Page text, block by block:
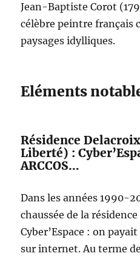
Jean-Baptiste Corot
célèbre peintre français
paysages idylliques.
Eléments
Résidence
Liberté) :
ARCCOS…
Dans les années 1990-
chaussée de la
Cyber’Espace : on
sur internet. Au terme